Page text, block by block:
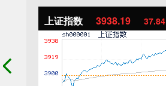
上证指数 3938.44 38.09